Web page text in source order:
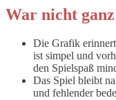
War nicht
Die Grafik
ist simpel und
den Spielspaß
Das Spiel bleibt
und fehlender